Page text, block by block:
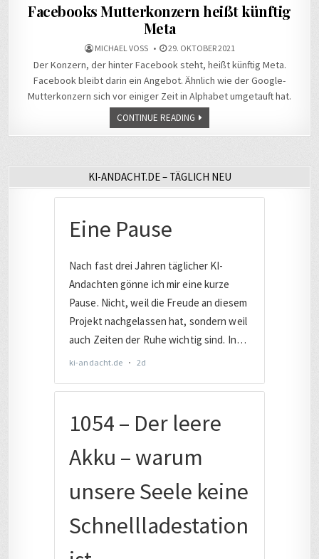
Facebooks Mutterkonzern heißt künftig
Meta
MICHAEL VOSS 29. OKTOBER 2021
Der Konzern, der hinter Facebook steht, heißt künftig Meta.
Facebook bleibt darin ein Angebot. Ähnlich wie der Google-
Mutterkonzern sich vor einiger Zeit in Alphabet umgetauft hat.
CONTINUE READING
KI-ANDACHT.DE – TÄGLICH NEU